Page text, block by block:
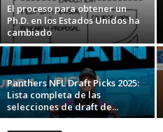
El proceso para obtener un
Ph.D. en los Estados Unidos ha
cambiado
Panthers NFL Draft Picks 2025:
Lista completa de las
selecciones de draft de...